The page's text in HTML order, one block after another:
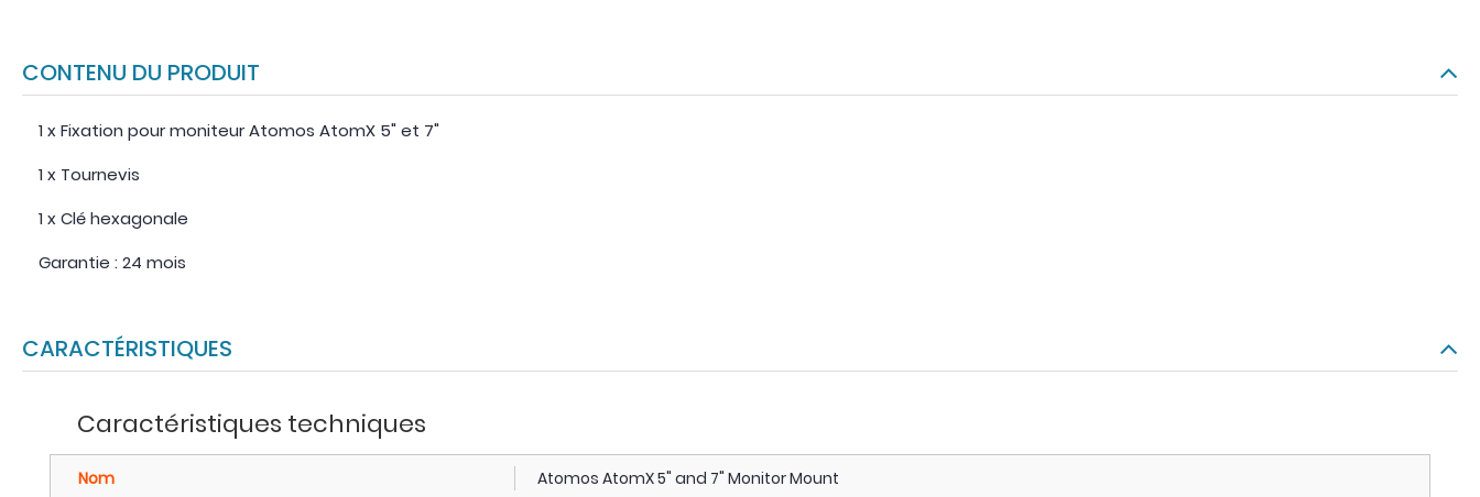
CONTENU DU PRODUIT
1 x Fixation pour moniteur Atomos AtomX 5" et 7"
1 x Tournevis
1 x Clé hexagonale
Garantie : 24 mois
CARACTÉRISTIQUES
Caractéristiques techniques
Nom Atomos AtomX 5" and 7" Monitor Mount